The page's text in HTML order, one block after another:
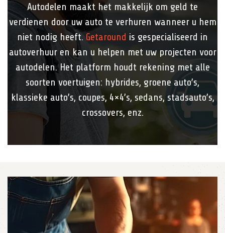
Autodelen maakt het makkelijk om geld te
verdienen door uw auto te verhuren wanneer u hem
niet nodig heeft. Getaround is gespecialiseerd in
autoverhuur en kan u helpen met uw projecten voor
autodelen. Het platform houdt rekening met alle
soorten voertuigen: hybrides, groene auto’s,
klassieke auto’s, coupes, 4×4’s, sedans, stadsauto’s,
crossovers, enz.